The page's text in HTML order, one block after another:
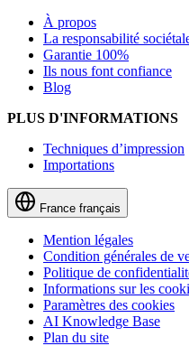
À propos
La responsabilité
Garantie 100%
Ils nous font confiance
Blog
PLUS D'INFORMATIONS
Techniques d’impression
Importations
France français
Mention légales
Condition générales de
Politique de
Informations sur les
Paramètres des cookies
AI Knowledge Base
Plan du site